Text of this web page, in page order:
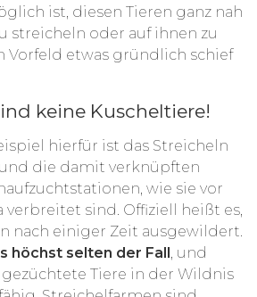
ist, diesen Tieren ganz nah
streicheln oder auf ihnen zu
Vorfeld etwas gründlich schief
keine Kuscheltiere!
hierfür ist das Streicheln
die damit verknüpften
wie sie vor
verbreitet sind. Offiziell heißt es,
nach einiger Zeit ausgewildert.
höchst selten der Fall, und
Tiere in der Wildnis